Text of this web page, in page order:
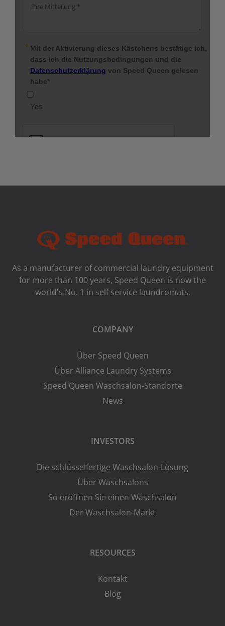
As a manufacturer of commercial laundry equipment
for more than 100 years, Speed ​​Queen is now the
world's No. 1 in self service laundromats.
COMPANY
Über Speed Queen
Über Alliance Laundry Systems
Speed Queen Waschsalon-Standorte
News
INVESTORS
Die schlüsselfertige Waschsalon-Lösung
Über Waschsalons
So eröffnen Sie einen Waschsalon
Der Waschsalon-Markt
RESOURCES
Kontakt
Blog